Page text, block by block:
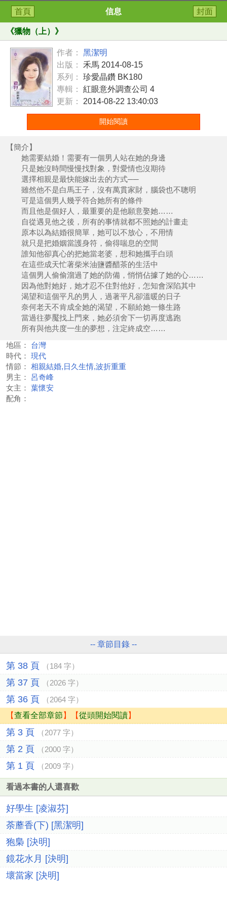
首頁 信息 封面
《獵物（上） 》
作者：
黑潔明
出版：
禾馬 2014-08-15
系列：
珍愛晶鑽 BK180
專輯：
紅眼意外調查公司 4
更新：
2014-08-22 13:40:03
開始閱讀
【簡介】
她需要結婚！需要有一個男人站在她的身邊
只是她沒時間慢慢找對象，對愛情也沒期待
選擇相親是最快能嫁出去的方式──
雖然他不是白馬王子，沒有萬貫家財，腦袋也不聰明
可是這個男人幾乎符合她所有的條件
而且他是個好人，最重要的是他願意娶她……
自從遇見他之後，所有的事情就都不照她的計畫走
原本以為結婚很簡單，她可以不放心，不用情
就只是把婚姻當護身符，偷得喘息的空間
誰知他卻真心的把她當老婆，想和她攜手白頭
在這些成天忙著柴米油鹽醬醋茶的生活中
這個男人偷偷溜過了她的防備，悄悄佔據了她的心……
因為他對她好，她才忍不住對他好，怎知會深陷其中
渴望和這個平凡的男人，過著平凡卻溫暖的日子
奈何老天不肯成全她的渴望，不願給她一條生路
當過往夢魘找上門來，她必須舍下一切再度逃跑
所有與他共度一生的夢想，注定終成空……
地區：
台灣
時代：
現代
情節：
相親結婚,日久生情,波折重重
男主：
呂奇峰
女主：
葉懷安
配角：
-- 章節目錄 --
第 38 頁 （184 字）
第 37 頁 （2026 字）
第 36 頁 （2064 字）
【查看全部章節 】【從頭開始閱讀】
第 3 頁 （2077 字）
第 2 頁 （2000 字）
第 1 頁 （2009 字）
看過本書的人還喜歡
好學生 [凌淑芬]
荼蘼香(下) [黑潔明]
狍梟 [決明]
鏡花水月 [決明]
壞當家 [決明]